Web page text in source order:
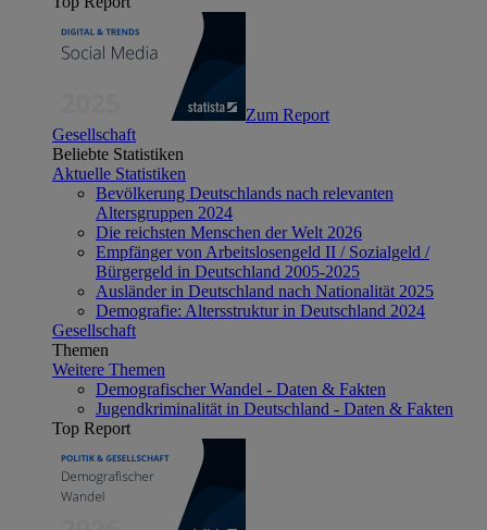
Zum Report
Gesellschaft
Beliebte Statistiken
Aktuelle Statistiken
Bevölkerung Deutschlands nach relevanten
Altersgruppen 2024
Die reichsten Menschen der Welt 2026
Empfänger von Arbeitslosengeld II / Sozialgeld /
Bürgergeld in Deutschland 2005-2025
Ausländer in Deutschland nach Nationalität 2025
Demografie: Altersstruktur in Deutschland 2024
Gesellschaft
Themen
Weitere Themen
Demografischer Wandel - Daten & Fakten
Jugendkriminalität in Deutschland - Daten & Fakten
Top Report